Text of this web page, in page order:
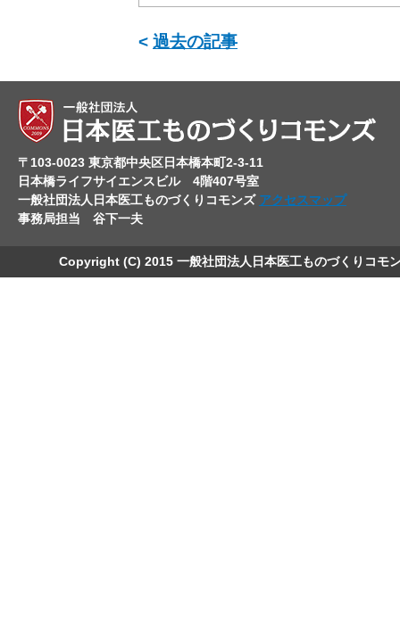
< 過去の記事
〒103-0023 東京都中央区日本橋本町2-3-11
日本橋ライフサイエンスビル 4階407号室
一般社団法人日本医工ものづくりコモンズ アクセスマップ
事務局担当 谷下一夫
Copyright (C) 2015 一般社団法人日本医工ものづくりコモ